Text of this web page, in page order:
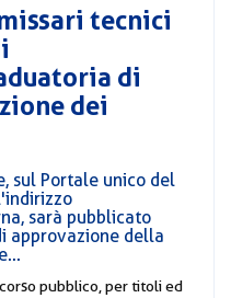
tecnici
di
dei
sul Portale unico del
sarà pubblicato
approvazione della
pubblico, per titoli ed